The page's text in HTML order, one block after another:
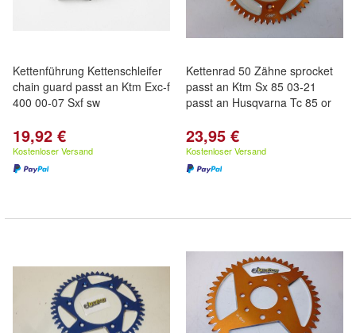
Kettenführung Kettenschleifer
chain guard passt an Ktm Exc-f
400 00-07 Sxf sw
19,92 €
Kostenloser Versand
Kettenrad 50 Zähne sprocket
passt an Ktm Sx 85 03-21
passt an Husqvarna Tc 85 or
23,95 €
Kostenloser Versand